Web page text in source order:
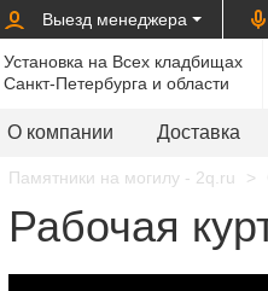
Выезд менеджера
Установка на Всех кладбищах
Санкт-Петербурга и области
О компании Доставка
Памятники на могилу - 2q.ru
Рабочая